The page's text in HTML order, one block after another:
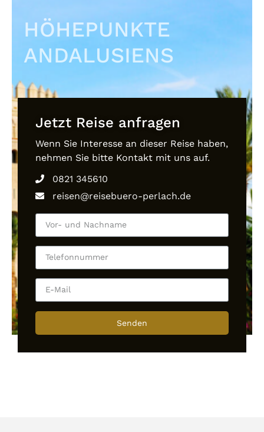
HÖHEPUNKTE
ANDALUSIENS
Jetzt Reise anfragen
Wenn Sie Interesse an dieser Reise haben,
nehmen Sie bitte Kontakt mit uns auf.
0821 345610
reisen@reisebuero-perlach.de
Senden